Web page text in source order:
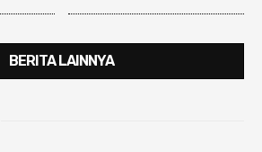
BERITA LAINNYA